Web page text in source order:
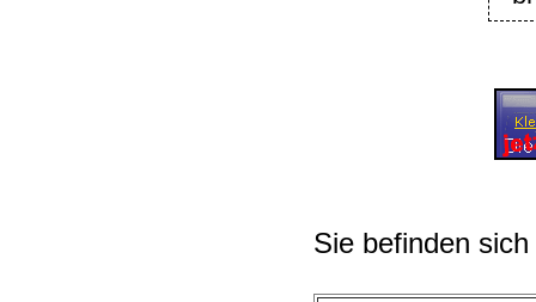
Sie befinden